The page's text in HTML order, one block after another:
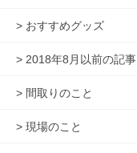
> おすすめグッズ
> 2018年8月以前の記事
> 間取りのこと
> 現場のこと